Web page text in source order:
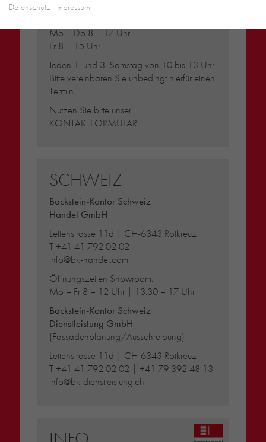
Mo – Do 8 – 17 Uhr
Fr 8 – 15 Uhr
Jeden 1. und 3. Samstag von 10 bis 13 Uhr.
Bitte vereinbaren Sie unbedingt hierfür einen
Termin.
Nutzen Sie bitte unser
KONTAKTFORMULAR
SCHWEIZ
Backstein-Kontor Schweiz
Handel GmbH
Lettenstrasse 11d | CH-6343 Rotkreuz
T+41 41 792 02 02
info@bk-handel.com
Öffnungszeiten Showroom:
Mo – Fr 8 – 12 Uhr | 13.30 – 17 Uhr
Backstein-Kontor Schweiz
Dienstleistung GmbH
(Fassadenplanung/Ausschreibung)
Lettenstrasse 11d | CH-6343 Rotkreuz
T+41 41 792 02 02 |+41 79 392 48 13
info@bk-dienstleistung.ch
Datenschutz Impressum